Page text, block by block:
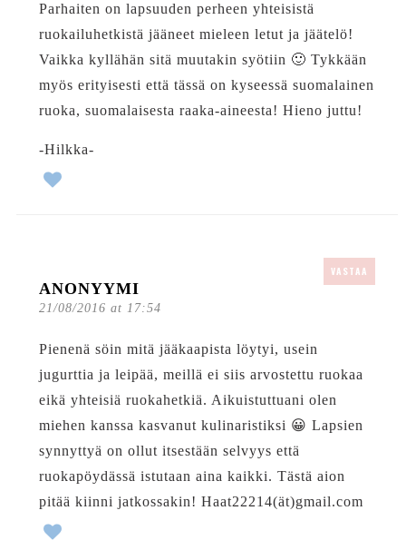
Parhaiten on lapsuuden perheen yhteisistä
ruokailuhetkistä jääneet mieleen letut ja jäätelö!
Vaikka kyllähän sitä muutakin syötiin 🙂 Tykkään
myös erityisesti että tässä on kyseessä suomalainen
ruoka, suomalaisesta raaka-aineesta! Hieno juttu!
-Hilkka-
ANONYYMI
21/08/2016 at 17:54
VASTAA
Pienenä söin mitä jääkaapista löytyi, usein
jugurttia ja leipää, meillä ei siis arvostettu ruokaa
eikä yhteisiä ruokahetkiä. Aikuistuttuani olen
miehen kanssa kasvanut kulinaristiksi 😀 Lapsien
synnyttyä on ollut itsestään selvyys että
ruokapöydässä istutaan aina kaikki. Tästä aion
pitää kiinni jatkossakin! Haat22214(ät)gmail.com